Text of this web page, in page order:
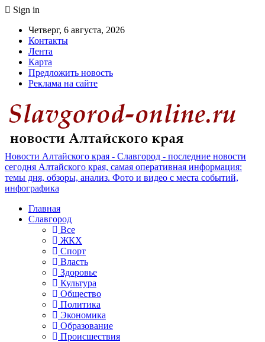
Sign in
Четверг, 6 августа, 2026
Контакты
Лента
Карта
Предложить новость
Реклама на сайте
Новости Алтайского края - Славгород - последние новости
сегодня Алтайского края, самая оперативная информация:
темы дня, обзоры, анализ. Фото и видео с места событий,
инфографика
Главная
Славгород
Все
ЖКХ
Спорт
Власть
Здоровье
Культура
Общество
Политика
Экономика
Образование
Происшествия